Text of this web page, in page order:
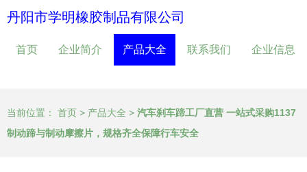
丹阳市学明橡胶制品有限公司
首页 企业简介 产品大全 联系我们 企业信息
当前位置： 首页 > 产品大全 > 汽车刹车蹄工厂直营 一站式采购1137
制动蹄与制动摩擦片，规格齐全保障行车安全